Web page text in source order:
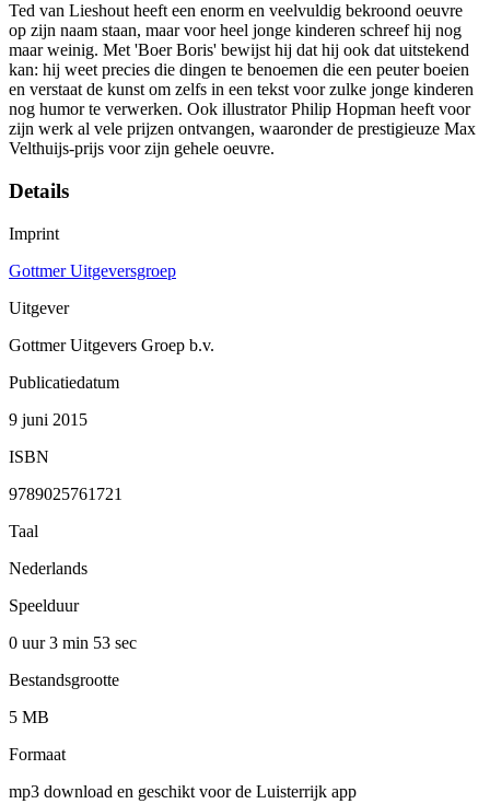
Ted van Lieshout heeft een enorm en veelvuldig bekroond oeuvre
op zijn naam staan, maar voor heel jonge kinderen schreef hij nog
maar weinig. Met 'Boer Boris' bewijst hij dat hij ook dat uitstekend
kan: hij weet precies die dingen te benoemen die een peuter boeien
en verstaat de kunst om zelfs in een tekst voor zulke jonge kinderen
nog humor te verwerken. Ook illustrator Philip Hopman heeft voor
zijn werk al vele prijzen ontvangen, waaronder de prestigieuze Max
Velthuijs-prijs voor zijn gehele oeuvre.
Details
Imprint
Gottmer Uitgeversgroep
Uitgever
Gottmer Uitgevers Groep b.v.
Publicatiedatum
9 juni 2015
ISBN
9789025761721
Taal
Nederlands
Speelduur
0 uur 3 min 53 sec
Bestandsgrootte
5 MB
Formaat
mp3 download en geschikt voor de Luisterrijk app